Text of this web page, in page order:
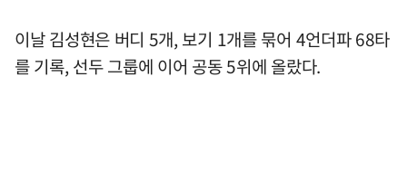
이날 김성현은 버디 5개, 보기 1개를 묶어 4언더파 68타
를 기록, 선두 그룹에 이어 공동 5위에 올랐다.